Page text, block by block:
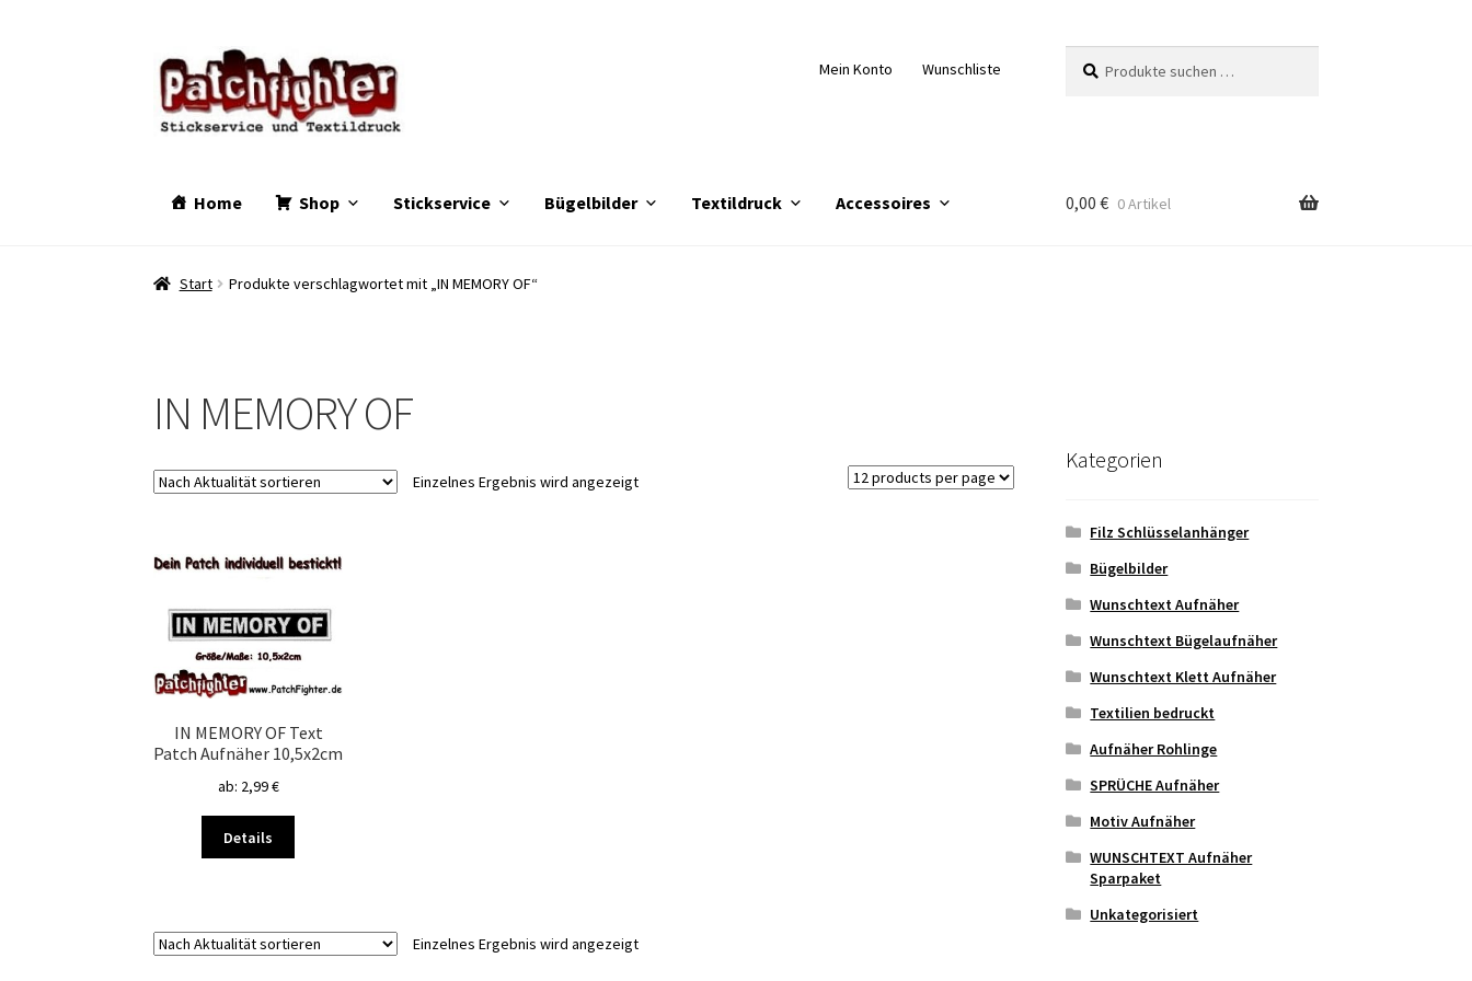
Zur
Navigation
springen
Zum
Inhalt
springen
Mein Konto Wunschliste
nach:
Home Shop Stickservice Bügelbilder Textildruck Accessoires 0,00 € 0 Artikel
Start Produkte verschlagwortet mit „IN MEMORY OF“
IN MEMORY OF
Einzelnes Ergebnis wird angezeigt
IN MEMORY OF Text
Patch Aufnäher 10,5x2cm
ab: 2,99€
Details
auf.
Einzelnes Ergebnis wird angezeigt
Kategorien
Filz Schlüsselanhänger
Bügelbilder
Wunschtext Aufnäher
Wunschtext Bügelaufnäher
Wunschtext Klett Aufnäher
Textilien bedruckt
Aufnäher Rohlinge
SPRÜCHE Aufnäher
Motiv Aufnäher
WUNSCHTEXT Aufnäher
Sparpaket
Unkategorisiert